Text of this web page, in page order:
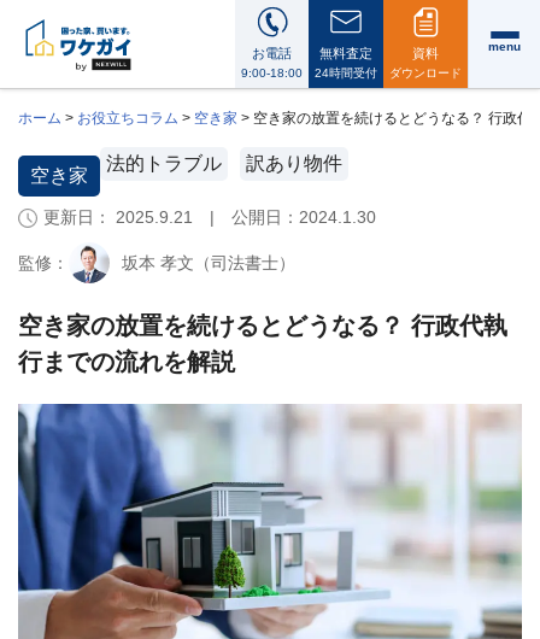
お電話
9:00-18:00
無料査定
24時間受付
資料
ダウンロード
menu
i
ワ
ケ
ガ
に
つ
い
会
代
表
メ
ー
ホーム > お役立ちコラム > 空き家 > 空き家の放置を続けるとどうなる？ 行政代
空き家
法的トラブル 訳あり物件
更新日： 2025.9.21 | 公開日： 2024.1.30
監修： 坂本 孝文（司法書士）
空き家の放置を続けるとどうなる？ 行政代執
行までの流れを解説